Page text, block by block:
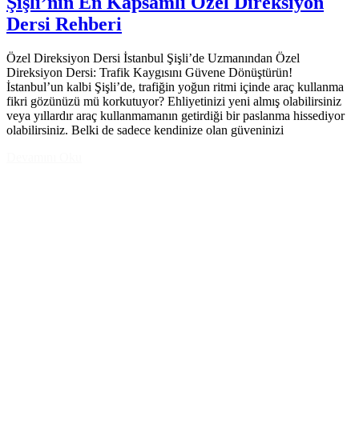
Dersi Rehberi
Özel Direksiyon Dersi İstanbul Şişli’de Uzmanından Özel
Direksiyon Dersi: Trafik Kaygısını Güvene Dönüştürün!
İstanbul’un kalbi Şişli’de, trafiğin yoğun ritmi içinde araç kullanma
fikri gözünüzü mü korkutuyor? Ehliyetinizi yeni almış olabilirsiniz
veya yıllardır araç kullanmamanın getirdiği bir paslanma hissediyor
olabilirsiniz. Belki de sadece kendinize olan güveninizi